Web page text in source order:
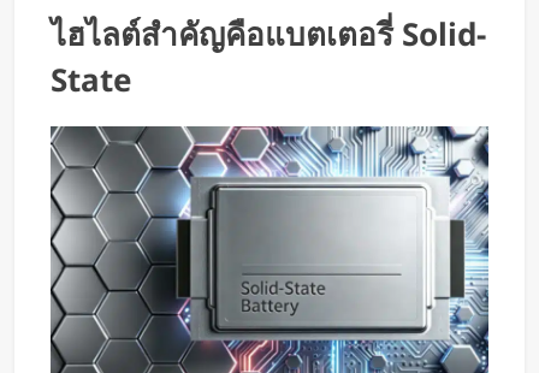
ไฮไลต์สำคัญคือแบตเตอรี่ Solid-
State